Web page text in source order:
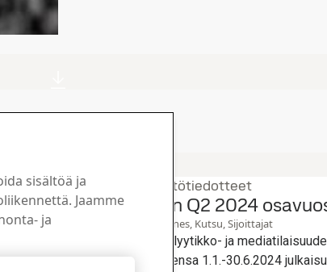
Konsernin lehdistötiedotteet
Kutsu SSAB:n Q2 2024
Toinen neljännes, Kutsu, Sijoittajat
SSAB järjestää analyytikko- ja
osavuosikatsauksensa 1.1.-30.6.2024
sisältöä ja
Jaamme
ja